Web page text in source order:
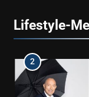
Lifestyle-
2